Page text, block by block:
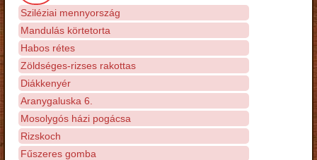
Sziléziai mennyország
Mandulás körtetorta
Habos rétes
Zöldséges-rizses rakottas
Diákkenyér
Aranygaluska 6.
Mosolygós házi pogácsa
Rizskoch
Fűszeres gomba